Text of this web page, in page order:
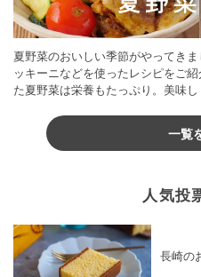
夏野菜のおいしい季節がやってき
ッキーニなどを使ったレシピをご
た夏野菜は栄養もたっぷり。美味
一覧
人気投
長崎の